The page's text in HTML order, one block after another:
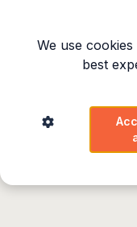
Een
We use
best